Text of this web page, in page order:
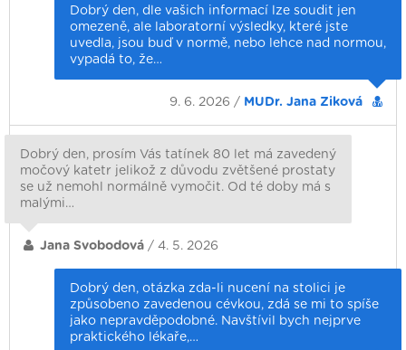
Dobrý den, dle vašich informací lze soudit jen
omezeně, ale laboratorní výsledky, které jste
uvedla, jsou buď v normě, nebo lehce nad normou,
vypadá to, že…
9. 6. 2026 / MUDr. Jana Ziková
Dobrý den, prosím Vás tatínek 80 let má zavedený
močový katetr jelikož z důvodu zvětšené prostaty
se už nemohl normálně vymočit. Od té doby má s
malými…
Jana Svobodová / 4. 5. 2026
Dobrý den, otázka zda-li nucení na stolici je
způsobeno zavedenou cévkou, zdá se mi to spíše
jako nepravděpodobné. Navštívil bych nejprve
praktického lékaře,…